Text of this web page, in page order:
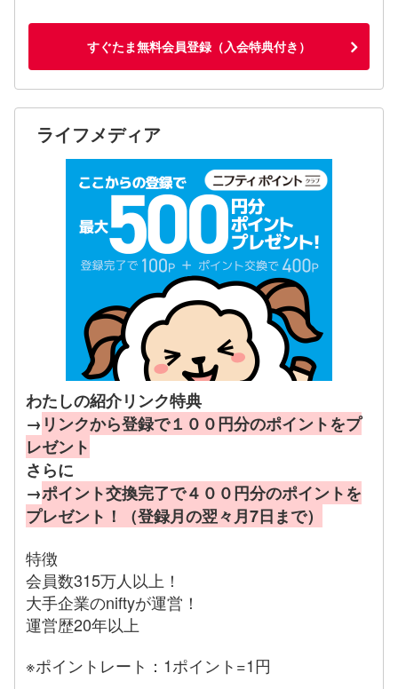
すぐたま無料会員登録（入会特典付き）
ライフメディア
わたしの紹介リンク特典
→ リンクから登録で１００円分のポイントをプ
レゼント
さらに
→ポイント交換完了で４００円分のポイントを
プレゼント！（登録月の翌々月7日まで）
特徴
会員数315万人以上！
大手企業のniftyが運営！
運営歴20年以上
※ポイントレート：1ポイント=1円